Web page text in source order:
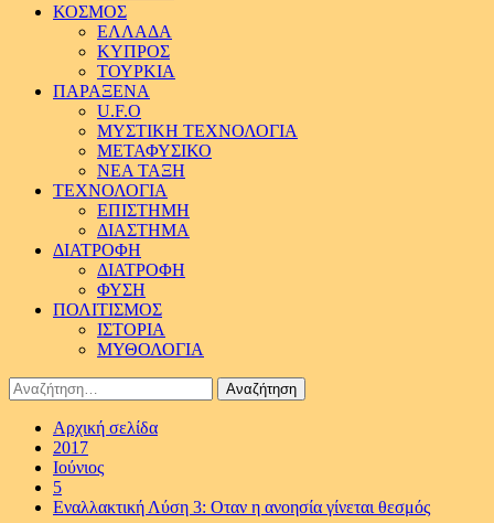
ΚΟΣΜΟΣ
ΕΛΛΑΔΑ
ΚΥΠΡΟΣ
ΤΟΥΡΚΙΑ
ΠΑΡΑΞΕΝΑ
U.F.O
ΜΥΣΤΙΚΗ ΤΕΧΝΟΛΟΓΙΑ
ΜΕΤΑΦΥΣΙΚΟ
ΝΕΑ ΤΑΞΗ
ΤΕΧΝΟΛΟΓΙΑ
ΕΠΙΣΤΗΜΗ
ΔΙΑΣΤΗΜΑ
ΔΙΑΤΡΟΦΗ
ΔΙΑΤΡΟΦΗ
ΦΥΣΗ
ΠΟΛΙΤΙΣΜΟΣ
ΙΣΤΟΡΙΑ
ΜΥΘΟΛΟΓΙΑ
Αναζήτηση
για:
Αρχική σελίδα
2017
Ιούνιος
5
Εναλλακτική Λύση 3: Οταν η ανοησία γίνεται θεσμός